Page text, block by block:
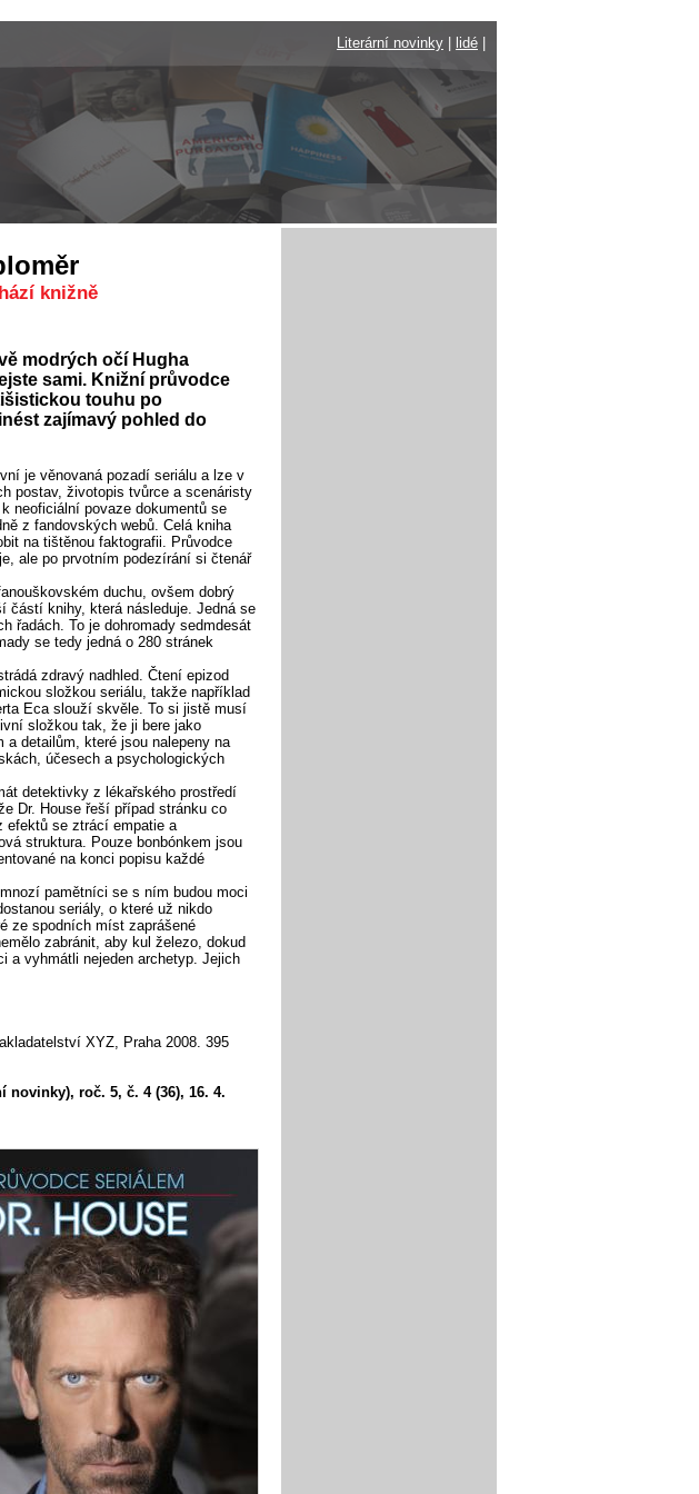
Literární novinky
lidé
knižně
modrých očí Hugha
sami. Knižní průvodce
touhu po
zajímavý pohled do
je věnovaná pozadí seriálu a lze v
postav, životopis tvůrce a scenáristy
neoficiální povaze dokumentů se
z fandovských webů. Celá kniha
na tištěnou faktografii. Průvodce
ale po prvotním podezírání si čtenář
duchu, ovšem dobrý
částí knihy, která následuje. Jedná se
řadách. To je dohromady sedmdesát
se tedy jedná o 280 stránek
zdravý nadhled. Čtení epizod
složkou seriálu, takže například
Eca slouží skvěle. To si jistě musí
složkou tak, že ji bere jako
a detailům, které jsou nalepeny na
účesech a psychologických
detektivky z lékařského prostředí
Dr. House řeší případ stránku co
efektů se ztrácí empatie a
struktura. Pouze bonbónkem jsou
na konci popisu každé
pamětníci se s ním budou moci
seriály, o které už nikdo
ze spodních míst zaprášené
zabránit, aby kul železo, dokud
a vyhmátli nejeden archetyp. Jejich
XYZ, Praha 2008. 395
novinky), roč. 5, č. 4 (36), 16. 4.